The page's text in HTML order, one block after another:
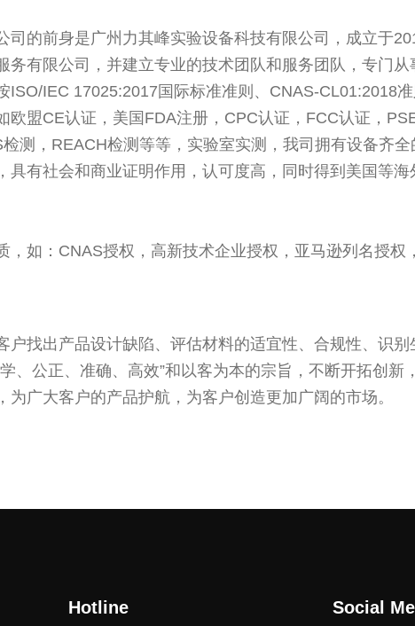
司的前身是广州力其峰实验设备科技有限公司，成立于
务有限公司，并建立专业的技术团队和服务团队，专门
ISO/IEC 17025:2017国际标准准则、CNAS-CL01:2018
欧盟CE认证，美国FDA注册，CPC认证，FCC认证，
测，REACH检测等等，实验室实测，我司拥有设备齐
具有社会和商业证明作用，认可度高，同时得到美国等
，如：CNAS授权，高新技术企业授权，亚马逊列名授
户找出产品设计缺陷、评估材料的适宜性、合规性、识
、公正、准确、高效”和以客为本的宗旨，不断开拓创
为广大客户的产品护航，为客户创造更加广阔的市场。
Hotline Social